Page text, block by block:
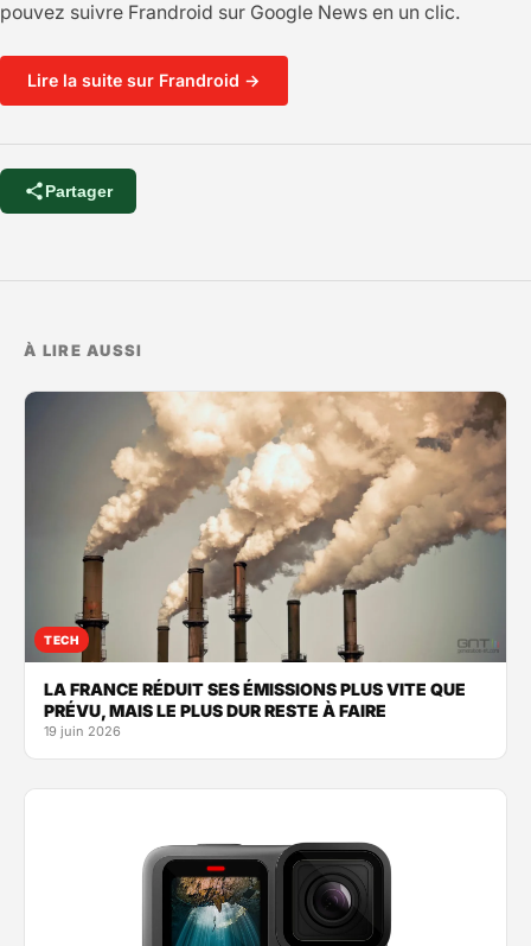
pouvez suivre Frandroid sur Google News en un clic.
Lire la suite sur Frandroid →
Partager
À LIRE AUSSI
TECH
LA FRANCE RÉDUIT SES ÉMISSIONS PLUS VITE QUE
PRÉVU, MAIS LE PLUS DUR RESTE À FAIRE
19 juin 2026